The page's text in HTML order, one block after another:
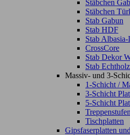
Stäbchen
Stäbchen
Stab Gabun
Stab HDF
Stab
CrossCore
Stab Dekor
Stab
Massiv- und 3-
1-Schicht /
3-Schicht
5-Schicht
Tischplatten
Gipsfaserplatten